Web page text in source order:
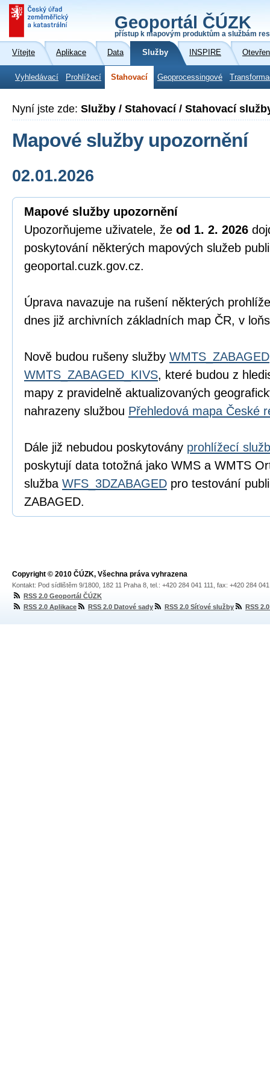
Geoportál ČÚZK
přístup k mapovým produktům a službám
Vítejte Aplikace Data Služby INSPIRE
Vyhledávací Prohlížecí Stahovací Geoprocessingové
Nyní jste zde: Služby / Stahovací / Stahovací
Mapové služby upozornění
02.01.2026
Mapové služby upozornění
Upozorňujeme uživatele, že od 1. 2. 2026
poskytování některých mapových služeb
geoportal.cuzk.gov.cz.
Úprava navazuje na rušení některých
dnes již archivních základních map ČR, v
Nově budou rušeny služby WMTS_ZABAGED
WMTS_ZABAGED_KIVS, které budou z
mapy z pravidelně aktualizovaných
nahrazeny službou Přehledová mapa České
Dále již nebudou poskytovány prohlížecí
poskytují data totožná jako WMS a WMTS
služba WFS_3DZABAGED pro testování
ZABAGED.
Copyright © 2010 ČÚZK, Všechna práva vyhrazena
Kontakt: Pod sídlištěm 9/1800, 182 11 Praha 8, tel.: +420 284 041 111, fax: +420 284
RSS 2.0 Geoportál ČÚZK
RSS 2.0 Aplikace
RSS 2.0 Datové sady RSS 2.0 Síťové služby RSS